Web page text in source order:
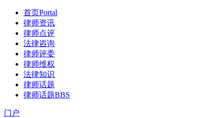
首页Portal
律师资讯
律师点评
法律咨询
律师评委
律师维权
法律知识
律师话题
律师话题BBS
门户